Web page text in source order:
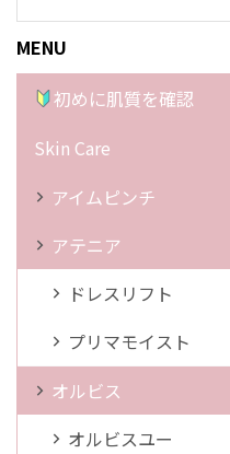
MENU
初めに肌質を確認
Skin Care
アイムピンチ
アテニア
ドレスリフト
プリマモイスト
オルビス
オルビスユー